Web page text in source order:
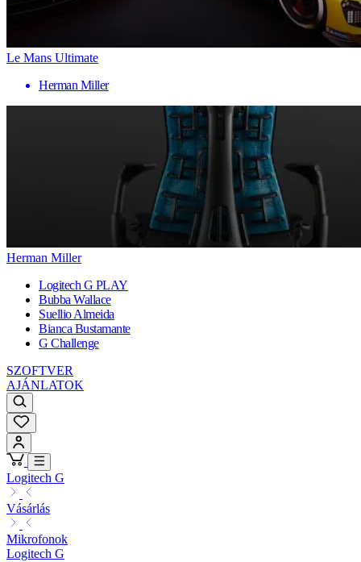
Le Mans Ultimate
Herman Miller
Herman Miller
Logitech G PLAY
Bubba Wallace
Suellio Almeida
Bianca Bustamante
G Challenge
SZOFTVER
AJÁNLATOK
Logitech G
Vásárlás
Mikrofonok
Logitech G